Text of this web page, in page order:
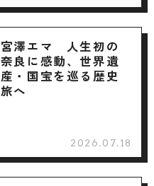
宮澤エマ 人生初の
奈良に感動、世界遺
産・国宝を巡る歴史
旅へ
2026.07.18